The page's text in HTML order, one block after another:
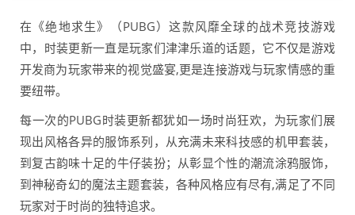
在《绝地求生》（PUBG）这款风靡全球的战术竞技游戏
中，时装更新一直是玩家们津津乐道的话题，它不仅是游戏
开发商为玩家带来的视觉盛宴,更是连接游戏与玩家情感的重
要纽带。
每一次的PUBG时装更新都犹如一场时尚狂欢，为玩家们展
现出风格各异的服饰系列，从充满未来科技感的机甲套装，
到复古韵味十足的牛仔装扮；从彰显个性的潮流涂鸦服饰，
到神秘奇幻的魔法主题套装，各种风格应有尽有,满足了不同
玩家对于时尚的独特追求。